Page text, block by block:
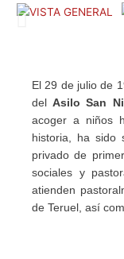
El 29 de julio de
del
Asilo San
acoger a niños
historia, ha sido
privado de
sociales y
atienden
de Teruel, así